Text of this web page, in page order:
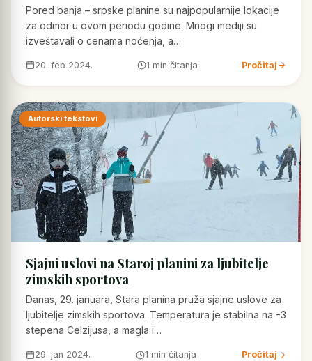
Pored banja – srpske planine su najpopularnije lokacije
za odmor u ovom periodu godine. Mnogi mediji su
izveštavali o cenama noćenja, a…
20. feb 2024. 1 min čitanja Pročitaj
Autorski tekstovi
Sjajni uslovi na Staroj planini za ljubitelje
zimskih sportova
Danas, 29. januara, Stara planina pruža sjajne uslove za
ljubitelje zimskih sportova. Temperatura je stabilna na -3
stepena Celzijusa, a magla i…
29. jan 2024. 1 min čitanja Pročitaj